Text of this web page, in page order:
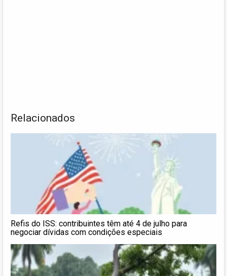
Relacionados
Refis do ISS: contribuintes têm até 4 de julho para
negociar dívidas com condições especiais